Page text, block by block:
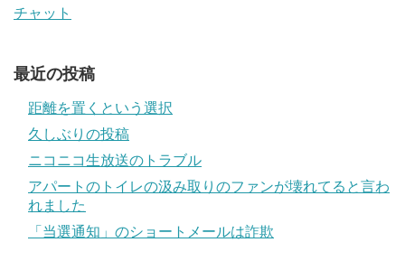
チャット
最近の投稿
距離を置くという選択
久しぶりの投稿
ニコニコ生放送のトラブル
アパートのトイレの汲み取りのファンが壊れてると言わ
れました
「当選通知」のショートメールは詐欺